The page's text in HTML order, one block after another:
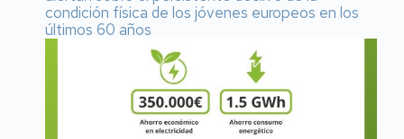
condición física de los jóvenes europeos en los
últimos 60 años